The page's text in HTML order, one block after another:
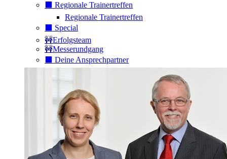
⬛️ Regionale Trainertreffen
Regionale Trainertreffen
⬛️ Special
🚧Erfolgsteam
🚧Messerundgang
⬛️ Deine Ansprechpartner